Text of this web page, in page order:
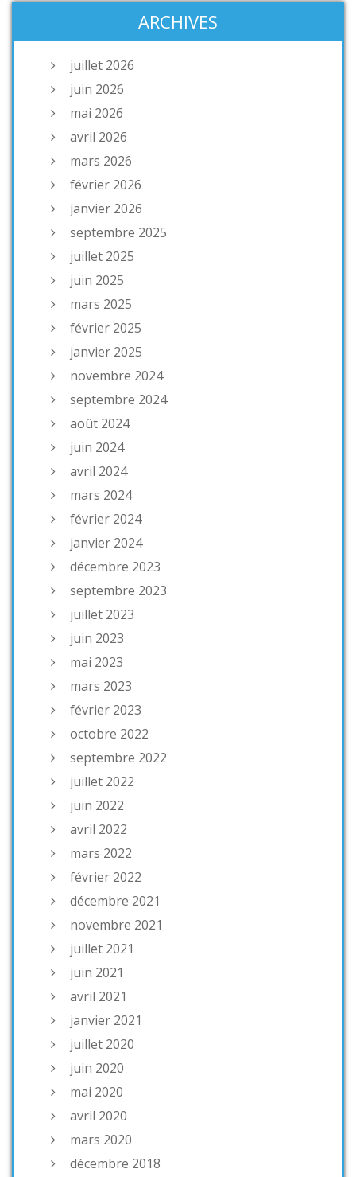
ARCHIVES
juillet 2026
juin 2026
mai 2026
avril 2026
mars 2026
février 2026
janvier 2026
septembre 2025
juillet 2025
juin 2025
mars 2025
février 2025
janvier 2025
novembre 2024
septembre 2024
août 2024
juin 2024
avril 2024
mars 2024
février 2024
janvier 2024
décembre 2023
septembre 2023
juillet 2023
juin 2023
mai 2023
mars 2023
février 2023
octobre 2022
septembre 2022
juillet 2022
juin 2022
avril 2022
mars 2022
février 2022
décembre 2021
novembre 2021
juillet 2021
juin 2021
avril 2021
janvier 2021
juillet 2020
juin 2020
mai 2020
avril 2020
mars 2020
décembre 2018